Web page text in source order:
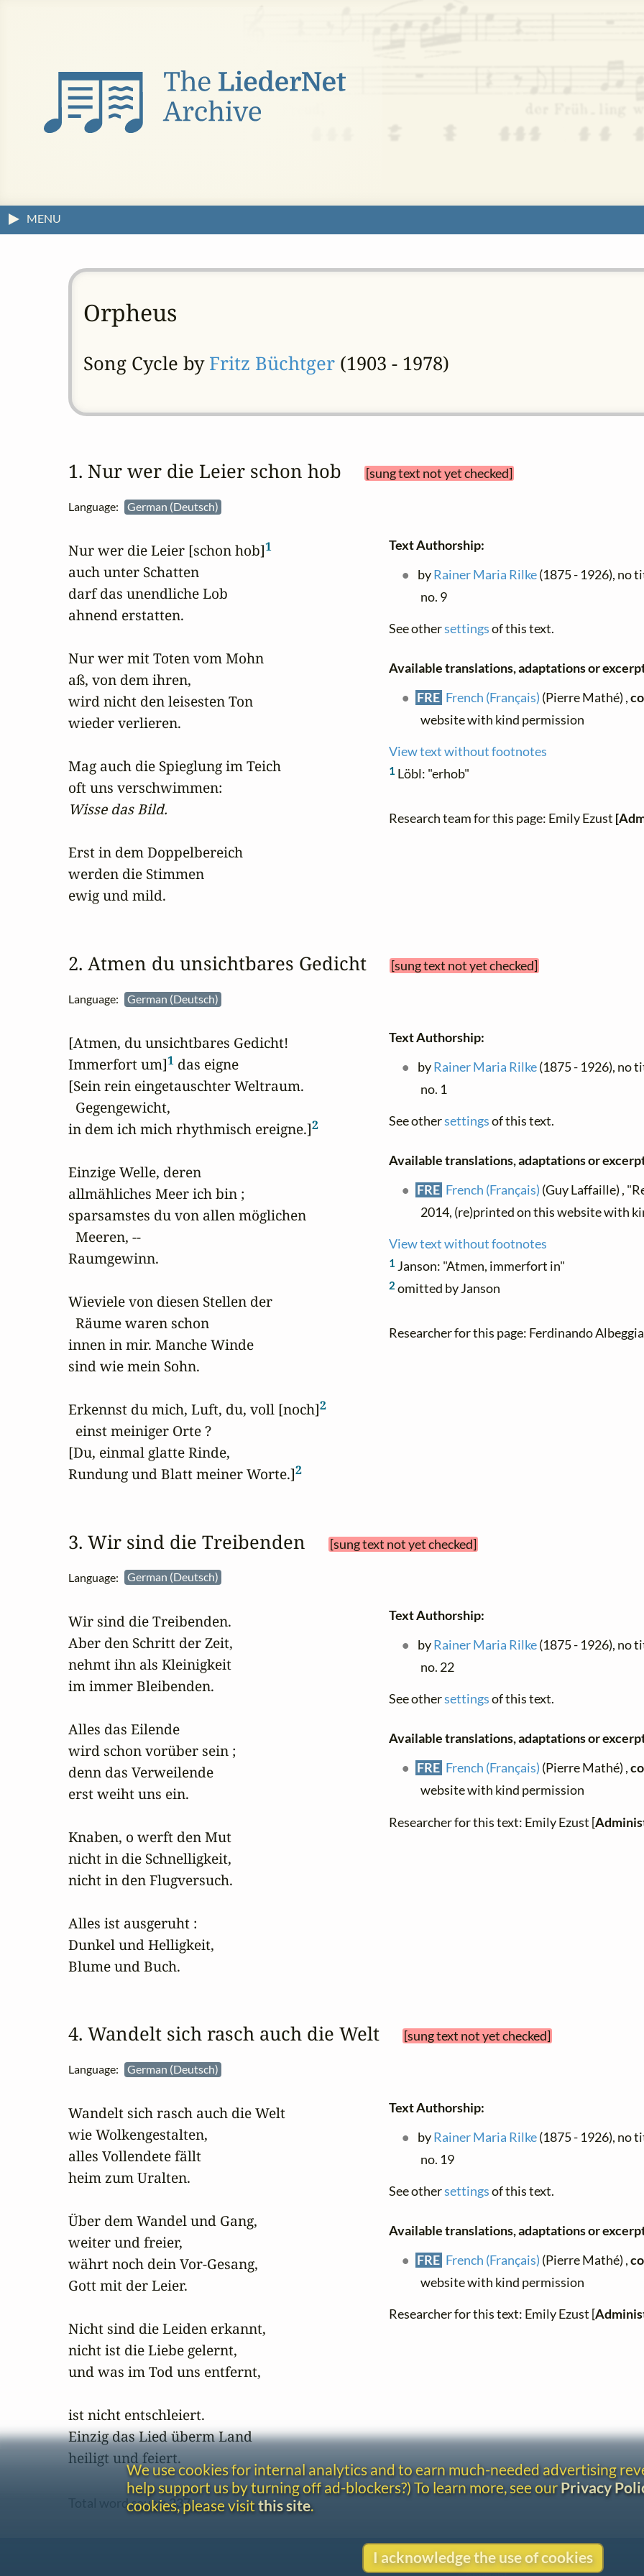
MENU
Orpheus
Song Cycle by Fritz Büchtger(1903 - 1978)
1. Nur wer die Leier schon hob [sung text not yet checked]
Language: German (Deutsch)
Nur wer die Leier [schon hob]1
auch unter Schatten
darf das unendliche Lob
ahnend erstatten.
Nur wer mit Toten vom Mohn
aß, von dem ihren,
wird nicht den leisesten Ton
wieder verlieren.
Mag auch die Spieglung im Teich
Wisse das Bild.
Erst in dem Doppelbereich
werden die Stimmen
ewig und mild.
Text Authorship:
byRainer Maria Rilke(1875 - 1926), no
no. 9
See othersettingsof this text.
Available translations, adaptations or
FRE French (Français) (Pierre Mathé) ,
website with kind permission
View text without footnotes
1 Löbl: "erhob"
Research team for this page: Emily Ezust
2. Atmen du unsichtbares Gedicht [sung text not yet checked]
Language: German (Deutsch)
[Atmen, du unsichtbares Gedicht!
Immerfort um]1 das eigne
[Sein rein eingetauschter Weltraum.
  Gegengewicht,
in dem ich mich rhythmisch ereigne.]2
Einzige Welle, deren
allmähliches Meer ich bin ;
sparsamstes du von allen möglichen
  Meeren, --
Raumgewinn.
Wieviele von diesen Stellen der
  Räume waren schon
innen in mir. Manche Winde
sind wie mein Sohn.
Erkennst du mich, Luft, du, voll [noch]2
  einst meiniger Orte ?
[Du, einmal glatte Rinde,
Rundung und Blatt meiner Worte.]2
Text Authorship:
byRainer Maria Rilke(1875 - 1926), no
no. 1
See othersettingsof this text.
Available translations, adaptations or
FRE French (Français) (Guy Laffaille) ,
2014, (re)printed on this website with
View text without footnotes
1 Janson: "Atmen, immerfort in"
2 omitted by Janson
Researcher for this page: Ferdinando
3. Wir sind die Treibenden [sung text not yet checked]
Language: German (Deutsch)
Wir sind die Treibenden.
Aber den Schritt der Zeit,
nehmt ihn als Kleinigkeit
im immer Bleibenden.
Alles das Eilende
wird schon vorüber sein ;
denn das Verweilende
erst weiht uns ein.
Knaben, o werft den Mut
nicht in die Schnelligkeit,
nicht in den Flugversuch.
Alles ist ausgeruht :
Dunkel und Helligkeit,
Blume und Buch.
Text Authorship:
byRainer Maria Rilke(1875 - 1926), no
no. 22
See othersettingsof this text.
Available translations, adaptations or
FRE French (Français) (Pierre Mathé) ,
website with kind permission
Researcher for this text: Emily Ezust [
4. Wandelt sich rasch auch die Welt [sung text not yet checked]
Language: German (Deutsch)
Wandelt sich rasch auch die Welt
wie Wolkengestalten,
alles Vollendete fällt
heim zum Uralten.
Über dem Wandel und Gang,
weiter und freier,
währt noch dein Vor-Gesang,
Gott mit der Leier.
Nicht sind die Leiden erkannt,
nicht ist die Liebe gelernt,
und was im Tod uns entfernt,
ist nicht entschleiert.
Einzig das Lied überm Land
heiligt und feiert.
Text Authorship:
byRainer Maria Rilke(1875 - 1926), no
no. 19
See othersettingsof this text.
Available translations, adaptations or
FRE French (Français) (Pierre Mathé) ,
website with kind permission
Researcher for this text: Emily Ezust [
Total word count:237
We use cookies for internal analytics and to earn much-needed advertising
help support us by turning off ad-blockers?) To learn more, see ourPrivacy
cookies, please visit this site.
I acknowledge the use of cookies
Contact